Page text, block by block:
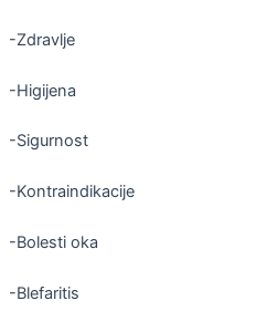
-Zdravlje
-Higijena
-Sigurnost
-Kontraindikacije
-Bolesti oka
-Blefaritis